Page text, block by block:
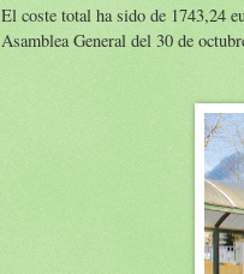
El coste total ha sido de 1743,24
Asamblea General del 30 de